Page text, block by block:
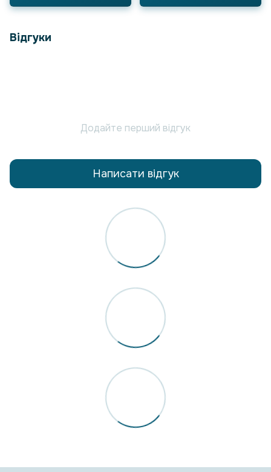
Відгуки
Додайте перший відгук
Написати відгук